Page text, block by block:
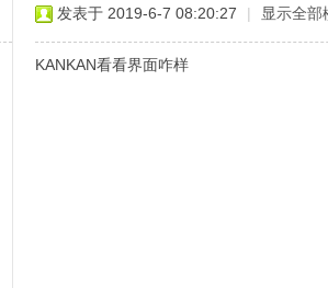
发表于 2019-6-7 08:20:27 | 显示全部
KANKAN看看界面咋样